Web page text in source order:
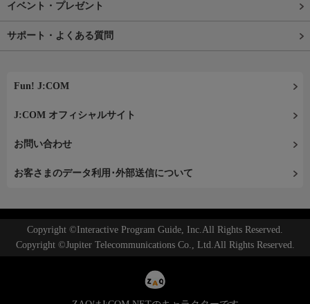
イベント・プレゼント
サポート・よくある質問
Fun! J:COM
J:COM オフィシャルサイト
お問い合わせ
お客さまのデータ利用･外部送信について
Copyright ©Interactive Program Guide, Inc.All Rights Reserved.
Copyright ©Jupiter Telecommunications Co., Ltd.All Rights Reserved.